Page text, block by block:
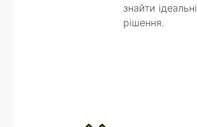
знайти ідеальні
рішення.